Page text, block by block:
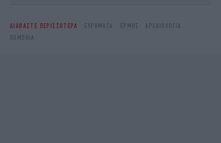
ΔΙΑΒΑΣΤΕ ΠΕΡΙΣΣΟΤΕΡΑ ΕΥΡΉΜΑΤΑ ΕΡΜΉΣ
ΑΡΧΑΙΟΛΟΓΊΑ
ΠΟΜΠΗΊΑ